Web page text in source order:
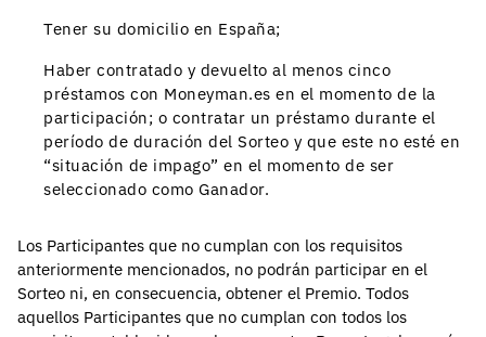
Tener su domicilio en España;
Haber contratado y devuelto al menos cinco
préstamos con Moneyman.es en el momento de la
participación; o contratar un préstamo durante el
período de duración del Sorteo y que este no esté en
“situación de impago” en el momento de ser
seleccionado como Ganador.
Los Participantes que no cumplan con los requisitos
anteriormente mencionados, no podrán participar en el
Sorteo ni, en consecuencia, obtener el Premio. Todos
aquellos Participantes que no cumplan con todos los